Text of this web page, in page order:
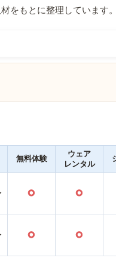
をもとに整理しています。
無料体験
ウェア
レンタル
○ ○
○ ○